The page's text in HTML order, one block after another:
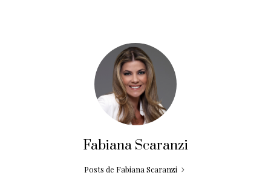
Fabiana Scaranzi
Posts de Fabiana Scaranzi